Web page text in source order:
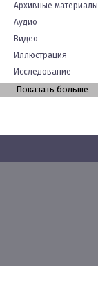
Архивные материалы
Аудио
Видео
Иллюстрация
Исследование
Показать больше